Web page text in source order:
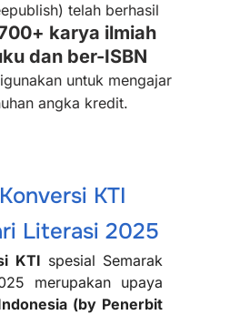
telah berhasil
karya ilmiah
dan ber-ISBN
untuk mengajar
angka kredit.
KTI
Literasi 2025
KTI spesial Semarak
merupakan upaya
(by Penerbit